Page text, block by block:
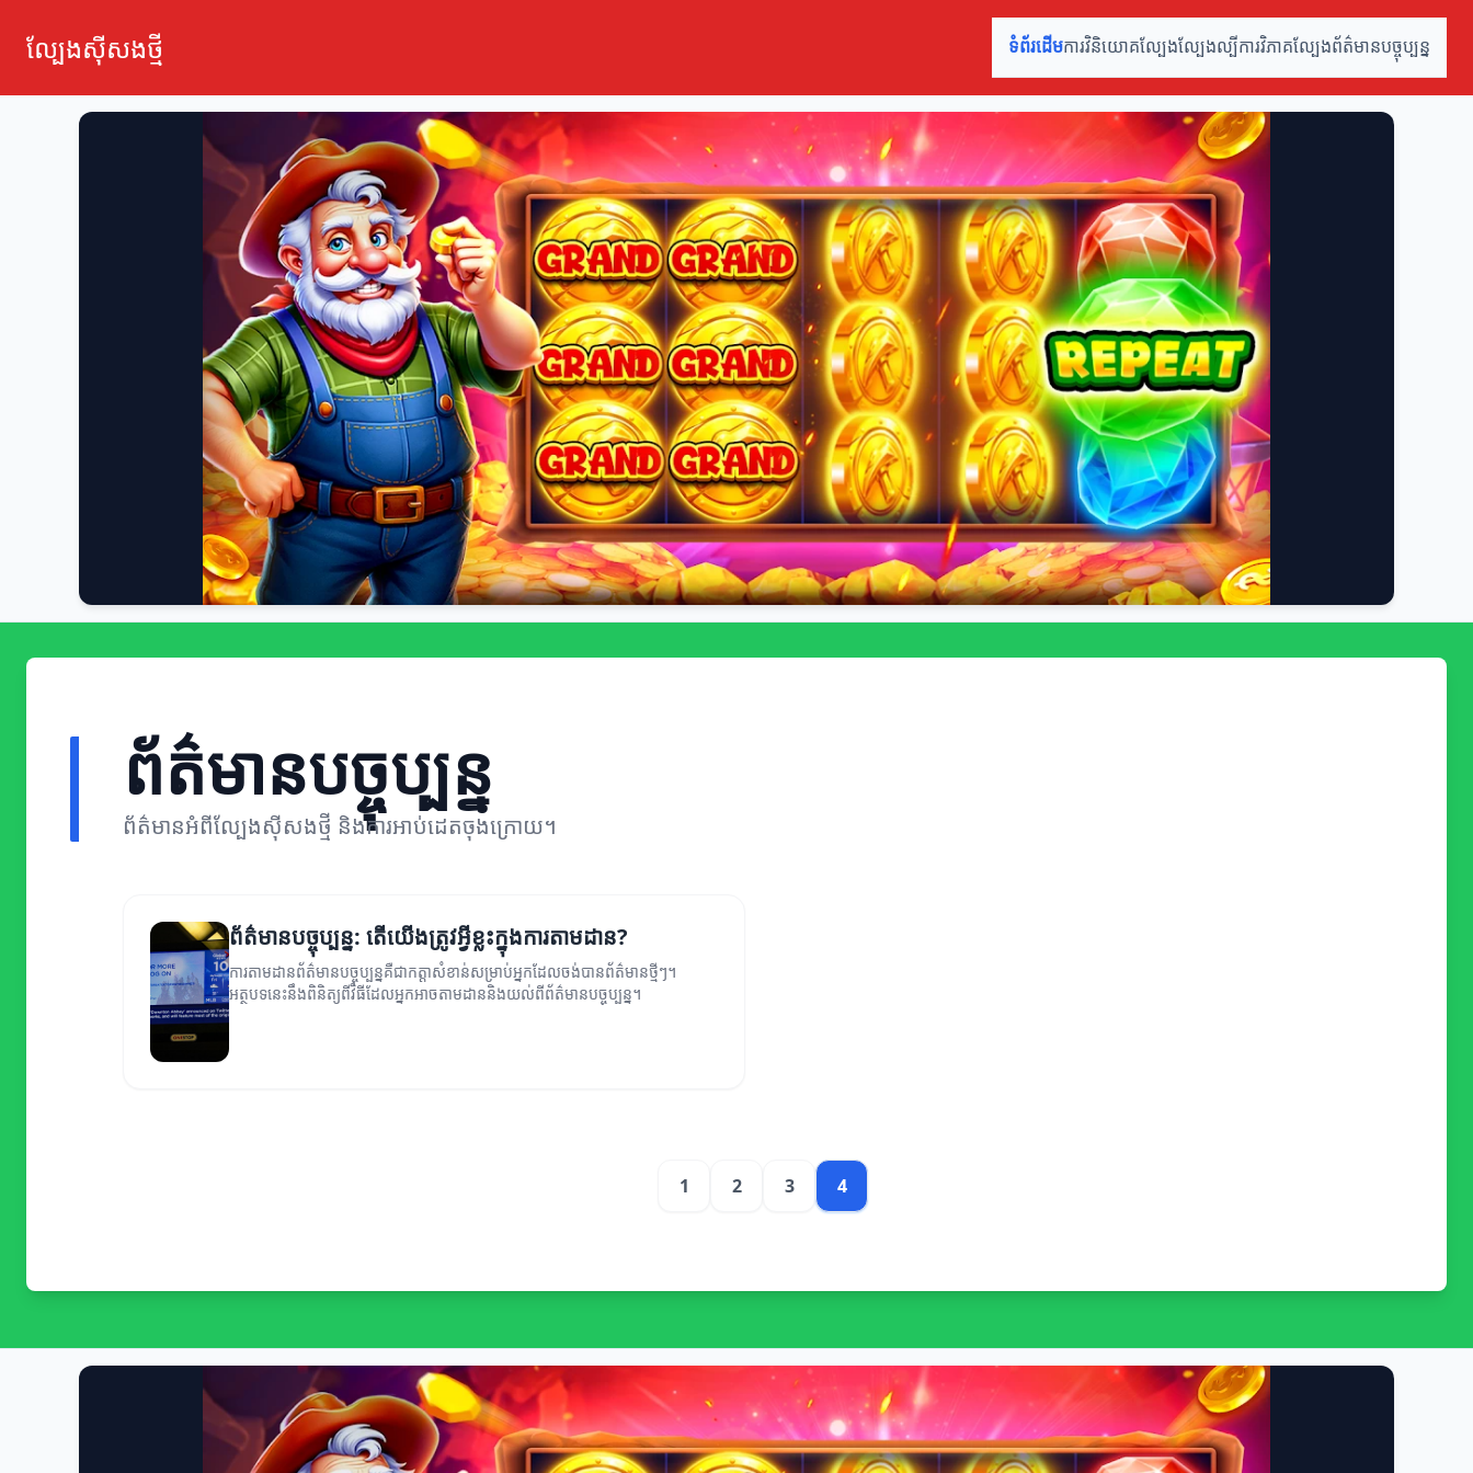
ល្បែងស៊ីសងថ្មី ទំព័រដើមការវិនិយោគល្បែងល្បែងល្បីការវិភាគល្បែងព័ត៌មានបច្ចុប្បន្ន
ព័ត៌មានបច្ចុប្បន្ន
ព័ត៌មានអំពីល្បែងស៊ីសងថ្មី និងការអាប់ដេតចុងក្រោយ។
ព័ត៌មានបច្ចុប្បន្ន: តើយើងត្រូវអ្វីខ្លះក្នុងការតាមដាន?
ការតាមដានព័ត៌មានបច្ចុប្បន្នគឺជាកត្តាសំខាន់សម្រាប់អ្នកដែលចង់បានព័ត៌មានថ្មីៗ។
អត្ថបទនេះនឹងពិនិត្យពីវិធីដែលអ្នកអាចតាមដាននិងយល់ពីព័ត៌មានបច្ចុប្បន្ន។
1 2 3 4